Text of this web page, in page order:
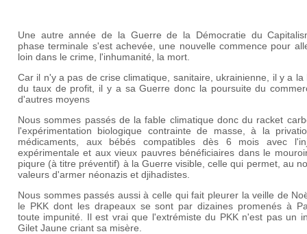
Une autre année de la Guerre de la Démocratie du
phase terminale s'est achevée, une nouvelle commence pour
loin dans le crime, l'inhumanité, la mort.
Car il n'y a pas de crise climatique, sanitaire, ukrainienne, il y a la
du taux de profit, il y a sa Guerre donc la poursuite du
d'autres moyens
Nous sommes passés de la fable climatique donc du racket
l'expérimentation biologique contrainte de masse, à la
médicaments, aux bébés compatibles dès 6 mois avec
expérimentale et aux vieux pauvres bénéficiaires dans le
piqure (à titre préventif) à la Guerre visible, celle qui permet, au
valeurs d'armer néonazis et djihadistes.
Nous sommes passés aussi à celle qui fait pleurer la veille de
le PKK dont les drapeaux se sont par dizaines promenés à
toute impunité. Il est vrai que l'extrémiste du PKK n'est pas un
Gilet Jaune criant sa misère.